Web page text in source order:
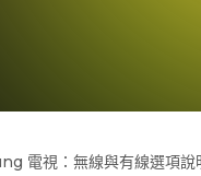
電視：無線與有線選項說